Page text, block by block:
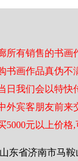
所有销售的书画
书画作品真伪不
日我们会以特快
外宾客朋友前来
5000元以上价格,
东省济南市马鞍